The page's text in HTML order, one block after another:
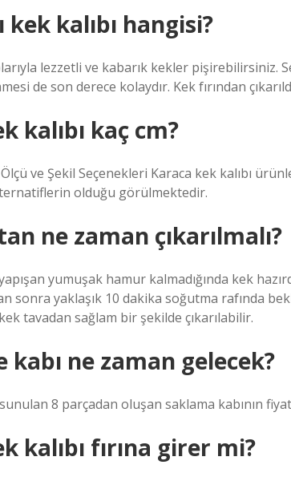
kek kalıbı hangisi?
lezzetli ve kabarık kekler pişirebilirsiniz.
de son derece kolaydır. Kek fırından
kalıbı kaç cm?
Ölçü ve Şekil Seçenekleri Karaca kek kalıbı
olduğu görülmektedir.
ne zaman çıkarılmalı?
yumuşak hamur kalmadığında kek
sonra yaklaşık 10 dakika soğutma rafında
tavadan sağlam bir şekilde çıkarılabilir.
kabı ne zaman gelecek?
sunulan 8 parçadan oluşan saklama kabının
kalıbı fırına girer mi?